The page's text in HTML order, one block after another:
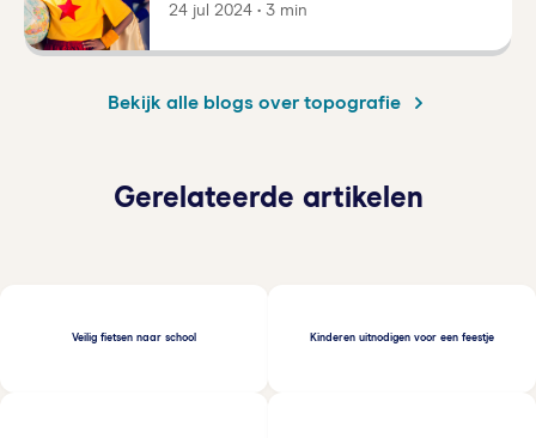
24 jul 2024 • 3 min
Bekijk alle blogs over topografie
Gerelateerde artikelen
Veilig fietsen naar school Kinderen uitnodigen voor een feestje